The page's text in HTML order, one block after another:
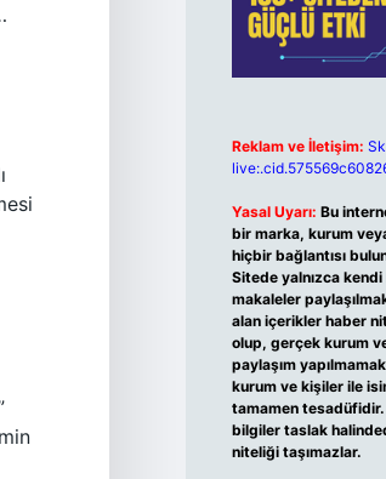
Reklam ve İletişim:
Yasal Uyarı: Bu
bir marka, kurum
hiçbir bağlantısı
Sitede yalnızca kendi
makaleler
alan içerikler haber
olup, gerçek kurum
paylaşım
kurum ve kişiler ile
tamamen
bilgiler taslak
niteliği taşımazlar.